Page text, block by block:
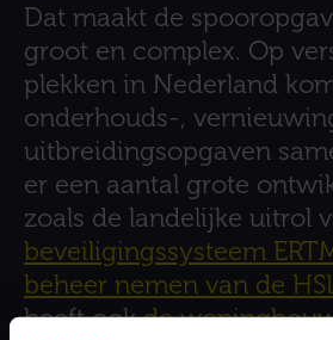
Dat maakt de
groot en complex. Op
plekken in Nederland
onderhouds-,
uitbreidingsopgaven
er een aantal grote
zoals de landelijke uitrol
beveiligingssysteem
beheer nemen van de
heeft ookde